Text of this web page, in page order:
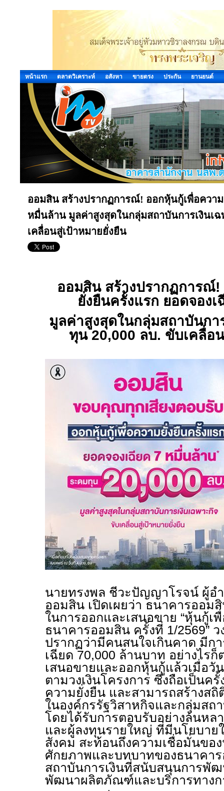
หน้าแรก ตลาดวิเคราะห์ อสังหา ขายตรง ประกัน ยานยนต์
ออมสิน สร้างปรากฏการณ์! ออกหุ้นกู้เพื่อควา
หมื่นล้าน มูลค่าสูงสุดในกลุ่มสถาบันการเงินเฉ
เคลื่อนสู่เป้าหมายยั่งยืน
ออมสิน สร้างปรากฏการณ์
ยั่งยืนครั้งแรก ยอดจอง
มูลค่าสูงสุดในกลุ่มสถาบันกา
ทุน 20,000 ลบ. ขับเคลื่อ
นายทรงพล ชีวะปัญญาโรจน์ ผู้อ
ออมสิน เปิดเผยว่า ธนาคารออม
ในการออกและเสนอขาย “หุ้นกู้เ
ธนาคารออมสิน ครั้งที่ 1/2569” ว
ปรากฏว่ามีคนสนใจเกินคาด มีก
เฉียด 70,000 ล้านบาท อย่างไร
เสนอขายและออกหุ้นกู้แล้วเมื่อวั
ตามวงเงินโครงการ ซึ่งถือเป็นค
ความยั่งยืน และสามารถสร้างส
ในองค์กรรัฐวิสาหกิจและกลุ่มสถ
โดยได้รับการตอบรับอย่างล้นหล
และผู้ลงทุนรายใหญ่ ที่มีนโยบาย
สังคม สะท้อนถึงความเชื่อมั่นขอ
ศักยภาพและบทบาทของธนาคา
สถาบันการเงินที่สนับสนุนการพั
พัฒนาผลิตภัณฑ์และบริการทางก